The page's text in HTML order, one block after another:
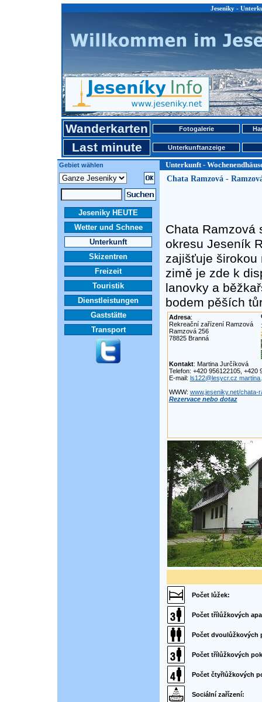
Jeseniky -
Wanderkarten Fotogalerie
Last minute Unterkunftanzeige
Gebiet wählen Unterkunft -
Jeseniky HEUTE
Wetter und Schnee
Unterkunft
Skizentren
Freizeit
Touristik
Dienstleistungen
Gaststätte
Transport
Chata Ramzová -
Chata Ramzová
okresu Jeseník
zajišťuje širokou
zimě je zde k
lanovky a
bodem pěších
Adresa:
Rekreační zařízení Ramzová
Ramzová 256
78825 Branná
Kontakt: Martina Jurčíková
Telefon: +420 956122105, +420
E-mail: ls122@lesycr.cz
WWW: www.jeseniky.net/chata-
Rezervace nebo dotaz
Počet lůžek:
Počet třílůžkových
Počet dvoulůžkových
Počet třílůžkových
Počet čtyřlůžkových
Sociální zařízení: